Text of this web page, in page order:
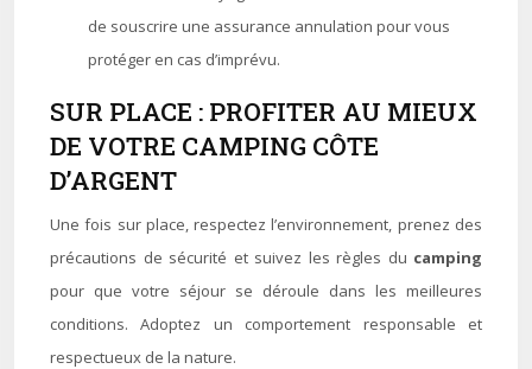
de souscrire une assurance annulation pour vous
protéger en cas d’imprévu.
SUR PLACE : PROFITER AU MIEUX
DE VOTRE CAMPING CÔTE
D’ARGENT
Une fois sur place, respectez l’environnement, prenez des
précautions de sécurité et suivez les règles du camping
pour que votre séjour se déroule dans les meilleures
conditions. Adoptez un comportement responsable et
respectueux de la nature.